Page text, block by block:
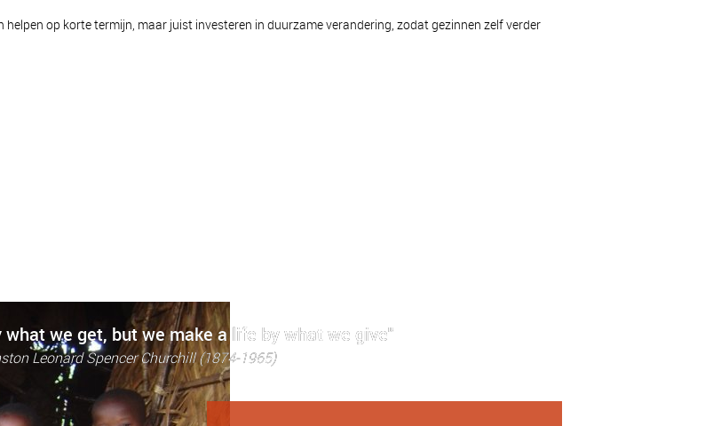
op korte termijn, maar juist investeren in duurzame verandering, zodat gezinnen zelf verder
what we get, but we make a life by what we give"
Leonard Spencer Churchill (1874-1965)